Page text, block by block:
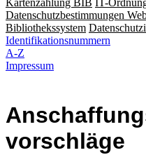
Datenschutzbestimmungen
Bibliothekssystem
Identifikationsnummern
A-Z
Impressum
vorschläge